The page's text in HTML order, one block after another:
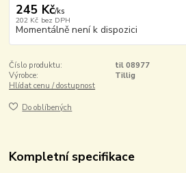
245 Kč/ks
202 Kč bez DPH
Momentálně není k dispozici
Číslo produktu:
til 08977
Výrobce:
Tillig
Hlídat cenu / dostupnost
Do oblíbených
Kompletní specifikace